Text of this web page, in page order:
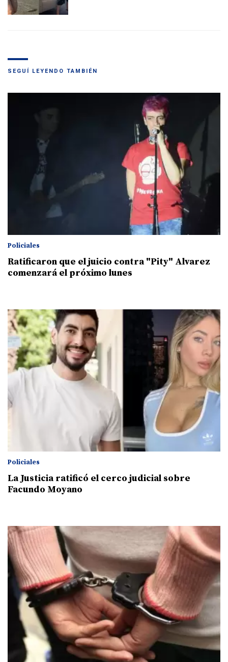
SEGUÍ LEYENDO TAMBIÉN
Policiales
Ratificaron que el juicio contra "Pity" Alvarez
comenzará el próximo lunes
Policiales
La Justicia ratificó el cerco judicial sobre
Facundo Moyano